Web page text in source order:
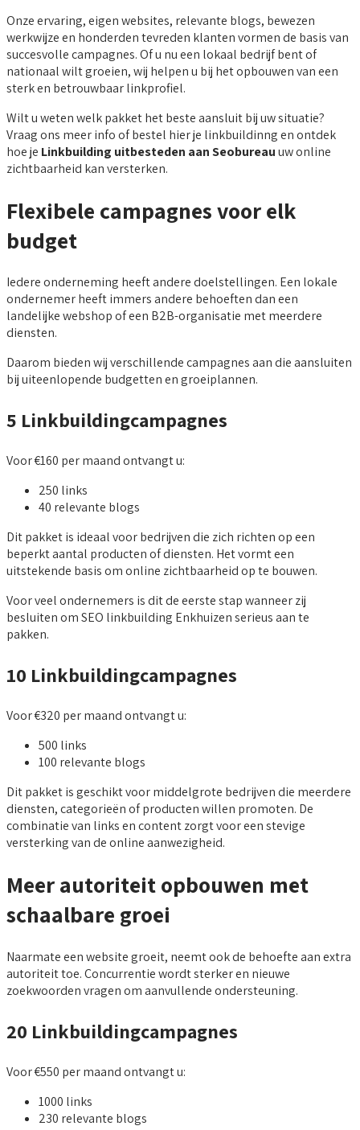
Onze ervaring, eigen websites, relevante blogs, bewezen
werkwijze en honderden tevreden klanten vormen de basis van
succesvolle campagnes. Of u nu een lokaal bedrijf bent of
nationaal wilt groeien, wij helpen u bij het opbouwen van een
sterk en betrouwbaar linkprofiel.
Wilt u weten welk pakket het beste aansluit bij uw situatie?
Vraag ons meer info of bestel hier je linkbuildinng en ontdek
hoe je Linkbuilding uitbesteden aan Seobureauuw online
zichtbaarheid kan versterken.
Flexibele campagnes voor elk
budget
Iedere onderneming heeft andere doelstellingen. Een lokale
ondernemer heeft immers andere behoeften dan een
landelijke webshop of een B2B-organisatie met meerdere
diensten.
Daarom bieden wij verschillende campagnes aan die aansluiten
bij uiteenlopende budgetten en groeiplannen.
5 Linkbuildingcampagnes
Voor €160 per maand ontvangt u:
250 links
40 relevante blogs
Dit pakket is ideaal voor bedrijven die zich richten op een
beperkt aantal producten of diensten. Het vormt een
uitstekende basis om online zichtbaarheid op te bouwen.
Voor veel ondernemers is dit de eerste stap wanneer zij
besluiten om SEO linkbuilding Enkhuizen serieus aan te
pakken.
10 Linkbuildingcampagnes
Voor €320 per maand ontvangt u:
500 links
100 relevante blogs
Dit pakket is geschikt voor middelgrote bedrijven die meerdere
diensten, categorieën of producten willen promoten. De
combinatie van links en content zorgt voor een stevige
versterking van de online aanwezigheid.
Meer autoriteit opbouwen met
schaalbare groei
Naarmate een website groeit, neemt ook de behoefte aan extra
autoriteit toe. Concurrentie wordt sterker en nieuwe
zoekwoorden vragen om aanvullende ondersteuning.
20 Linkbuildingcampagnes
Voor €550 per maand ontvangt u:
1000 links
230 relevante blogs